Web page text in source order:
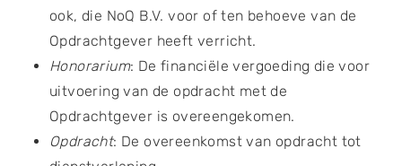
ook, die NoQ B.V. voor of ten behoeve van de
Opdrachtgever heeft verricht.
Honorarium: De financiële vergoeding die voor
uitvoering van de opdracht met de
Opdrachtgever is overeengekomen.
Opdracht: De overeenkomst van opdracht tot